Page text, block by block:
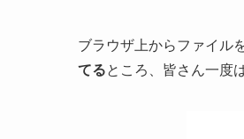
ブラウザ上からファイル
てるところ、皆さん一度